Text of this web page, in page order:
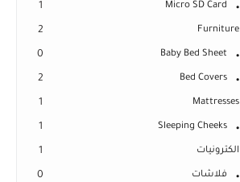
Micro SD Card
1
Furniture
2
Baby Bed Sheet
0
Bed Covers
2
Mattresses
1
Sleeping Cheeks
1
الكترونيات 1
فلاشات 0